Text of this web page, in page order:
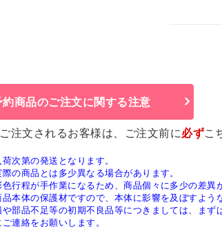
約商品のご注文に関する注意
注文されるお客様は、ご注文前に必ずこ
次第の発送となります。
の商品とは多少異なる場合があります。
行程が手作業になるため、商品個々に多少の差異
本体の保護材ですので、本体に影響を及ぼすよう
部品不足等の初期不良品等につきましては、ま
連絡をお願いします。